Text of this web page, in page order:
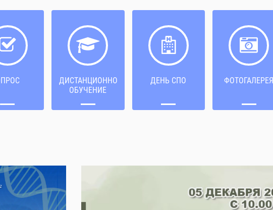
ДИСТАНЦИОННОЕ
ОБУЧЕНИЕ
ДЕНЬ СПО ФОТОГАЛЕРЕЯ